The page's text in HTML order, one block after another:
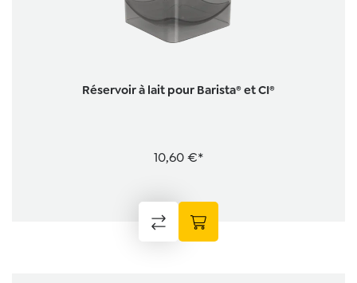
Réservoir à lait pour Barista® et CI®
10,60 €*